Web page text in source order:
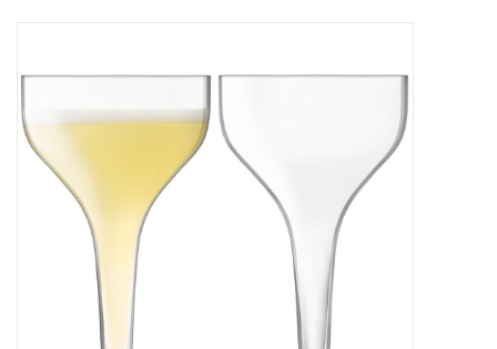
Geschenke
Kaffee & Tee
Bar & Wein